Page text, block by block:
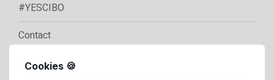
Cookies 🍪
#YESCIBO
Contact
Downloads